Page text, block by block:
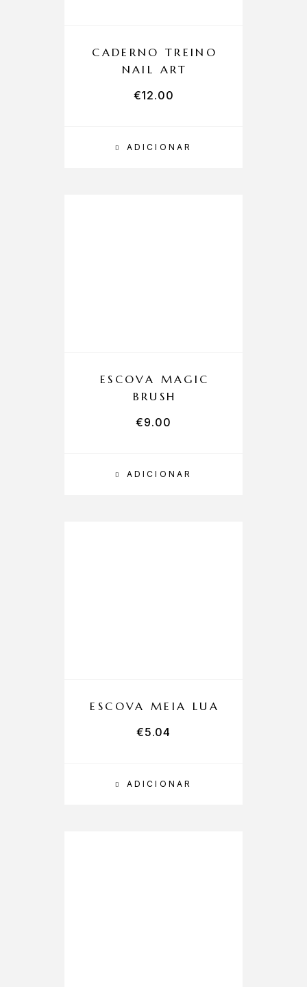
ADICIONAR
CADERNO TREINO
NAIL ART
€12.00
ADICIONAR
ESCOVA MAGIC
BRUSH
€9.00
ADICIONAR
ESCOVA MEIA LUA
€5.04